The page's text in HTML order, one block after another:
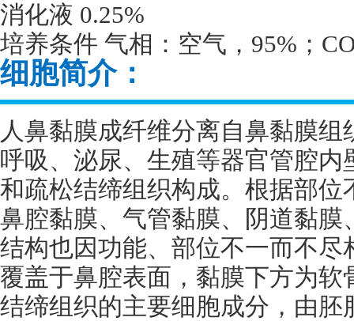
消化液 0.25%
培养条件 气相：空气， 95% ；
细胞简介：
人鼻黏膜成纤维分离自鼻黏膜
呼吸、泌尿、生殖等器官管腔
和疏松结缔组织构成。根据部
鼻腔黏膜、气管黏膜、阴道黏
结构也因功能、部位不一而不
覆盖于鼻腔表面，黏膜下方为
结缔组织的主要细胞成分，由